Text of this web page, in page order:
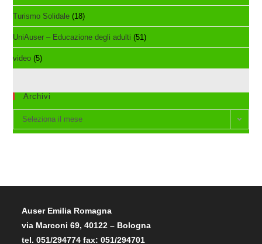
Turismo Solidale (18)
UniAuser – Educazione degli adulti (51)
video (5)
Archivi
Archivi
Seleziona il mese
Auser Emilia Romagna
via Marconi 69, 40122 – Bologna
tel. 051/294774 fax: 051/294701